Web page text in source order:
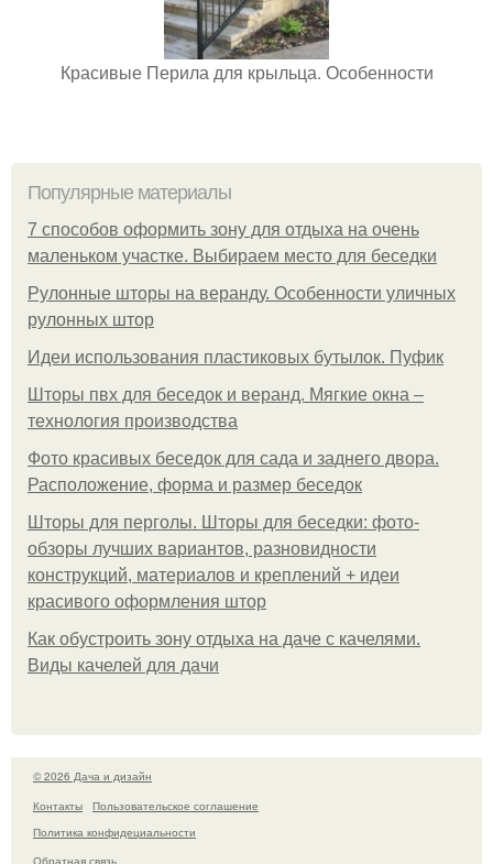
Красивые Перила для крыльца. Особенности
Популярные материалы
7 способов оформить зону для отдыха на очень
маленьком участке. Выбираем место для беседки
Рулонные шторы на веранду. Особенности уличных
рулонных штор
Идеи использования пластиковых бутылок. Пуфик
Шторы пвх для беседок и веранд. Мягкие окна –
технология производства
Фото красивых беседок для сада и заднего двора.
Расположение, форма и размер беседок
Шторы для перголы. Шторы для беседки: фото-
обзоры лучших вариантов, разновидности
конструкций, материалов и креплений + идеи
красивого оформления штор
Как обустроить зону отдыха на даче с качелями.
Виды качелей для дачи
© 2026 Дача и дизайн
Контакты
Пользовательское соглашение
Политика конфидециальности